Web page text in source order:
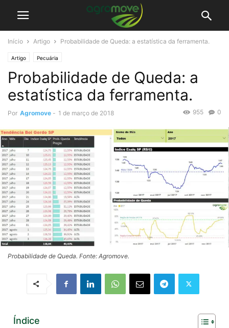
Início Artigo Probabilidade de Queda: a estatística da ferramenta.
Artigo Pecuária
Probabilidade de Queda: a
estatística da ferramenta.
Por Agromove - 1 de março de 2018 0
955
Probabilidade de Queda. Fonte: Agromove.
Índice